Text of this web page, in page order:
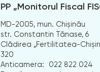
PP „Monitorul Fiscal
MD-2005, mun. Chișinău
str. Constantin Tănase, 6
Clădirea „Fertilitatea-
320
Anticamera:
022 822 024